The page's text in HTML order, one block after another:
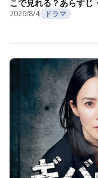
こで見れる？あらすじ
2026/8/4 ドラマ